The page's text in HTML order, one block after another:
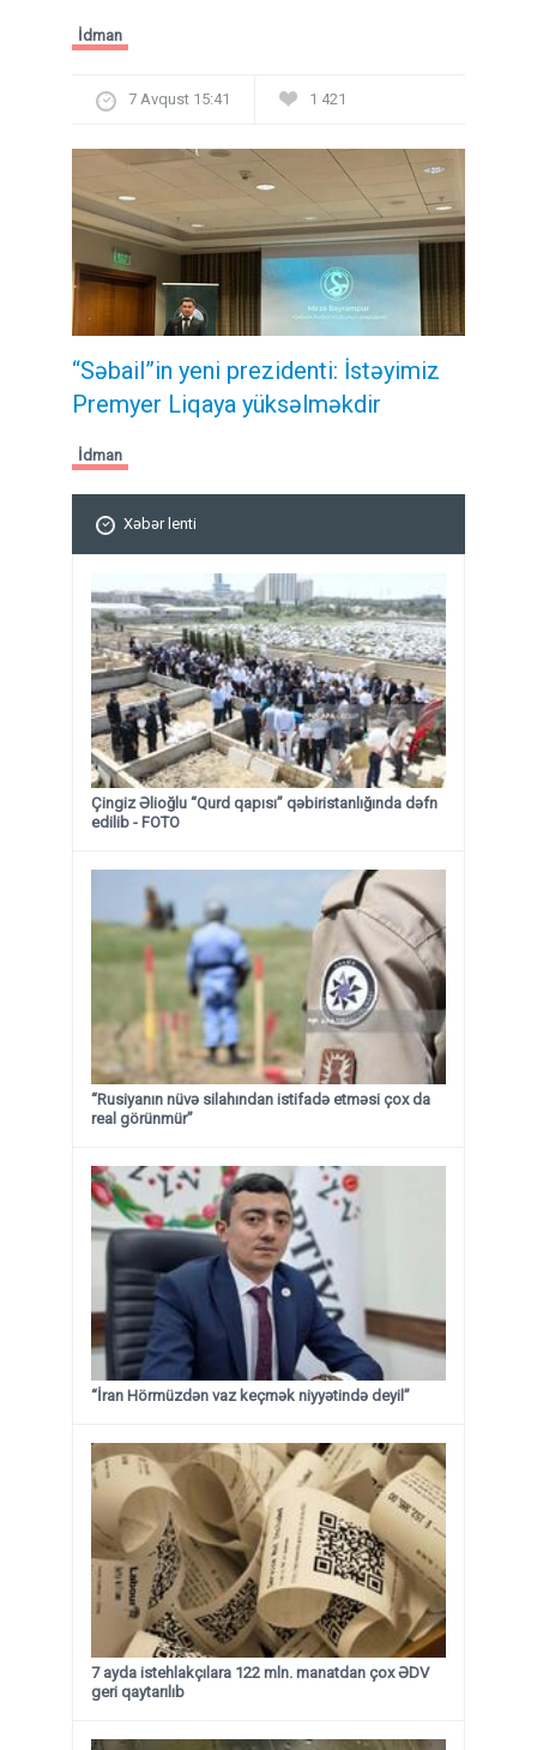
İdman
7 Avqust 15:41 1 421
“Səbail”in yeni prezidenti: İstəyimiz
Premyer Liqaya yüksəlməkdir
İdman
Xəbər lenti
Çingiz Əlioğlu “Qurd qapısı” qəbiristanlığında dəfn
edilib - FOTO
“Rusiyanın nüvə silahından istifadə etməsi çox da
real görünmür”
“İran Hörmüzdən vaz keçmək niyyətində deyil”
7 ayda istehlakçılara 122 mln. manatdan çox ƏDV
geri qaytarılıb